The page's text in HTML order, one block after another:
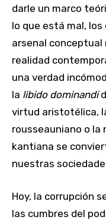
darle un marco
lo que está mal, los
arsenal conceptual
realidad
una verdad
la libido dominandi
virtud aristotélica,
rousseauniano o la
kantiana se
nuestras
Hoy, la corrupción
las cumbres del